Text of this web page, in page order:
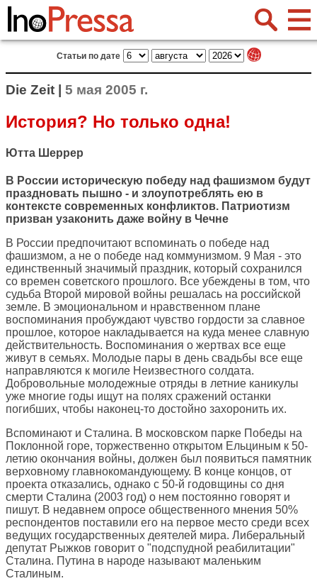
Статьи по дате
Die Zeit | 5 мая 2005 г.
История? Но только одна!
Ютта Шеррер
В России историческую победу над фашизмом будут
праздновать пышно - и злоупотреблять ею в
контексте современных конфликтов. Патриотизм
призван узаконить даже войну в Чечне
В России предпочитают вспоминать о победе над
фашизмом, а не о победе над коммунизмом. 9 Мая - это
единственный значимый праздник, который сохранился
со времен советского прошлого. Все убеждены в том, что
судьба Второй мировой войны решалась на российской
земле. В эмоциональном и нравственном плане
воспоминания пробуждают чувство гордости за славное
прошлое, которое накладывается на куда менее славную
действительность. Воспоминания о жертвах все еще
живут в семьях. Молодые пары в день свадьбы все еще
направляются к могиле Неизвестного солдата.
Добровольные молодежные отряды в летние каникулы
уже многие годы ищут на полях сражений останки
погибших, чтобы наконец-то достойно захоронить их.
Вспоминают и Сталина. В московском парке Победы на
Поклонной горе, торжественно открытом Ельциным к 50-
летию окончания войны, должен был появиться памятник
верховному главнокомандующему. В конце концов, от
проекта отказались, однако с 50-й годовщины со дня
смерти Сталина (2003 год) о нем постоянно говорят и
пишут. В недавнем опросе общественного мнения 50%
респондентов поставили его на первое место среди всех
ведущих государственных деятелей мира. Либеральный
депутат Рыжков говорит о "подспудной реабилитации"
Сталина. Путина в народе называют маленьким
Сталиным.